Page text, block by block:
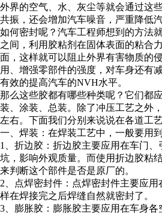
外界的空气、水、灰尘等就会通过这
共振，还会增加汽车噪音，严重降低
如何密封呢？汽车工程师想到的方法
之间，利用胶粘剂在固体表面的粘合
面，这样就可以阻止外界有害物质的
用、增强零部件的强度，对车身还有
有效的提高汽车的NVH水平。
那么这些胶都有哪些种类呢？它们都
装、涂装、总装。除了冲压工艺之外
左右。下面我们分别来说说在各道工
一、焊装：在焊装工艺中，一般要用
1
、折边胶：折边胶主要应用在车门
坑，影响外观质量。而使用折边胶粘
来判断这个部件是否是原厂的。
2 、点焊密封件：点焊密封件主要应
样在焊接完之后焊缝自然就密封了。
3 、膨胀胶：膨胀胶主要应用在车身